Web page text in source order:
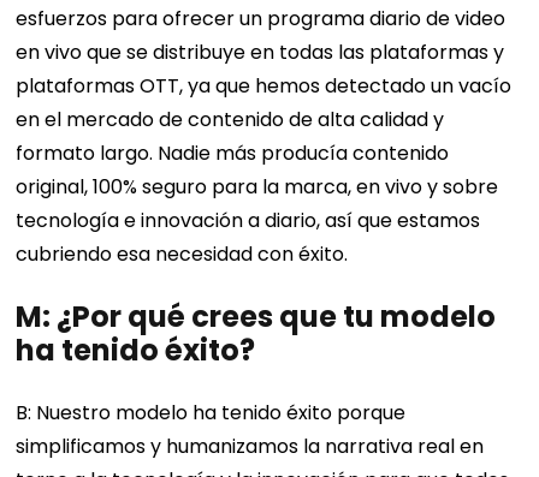
esfuerzos para ofrecer un programa diario de video
en vivo que se distribuye en todas las plataformas y
plataformas OTT, ya que hemos detectado un vacío
en el mercado de contenido de alta calidad y
formato largo. Nadie más producía contenido
original, 100% seguro para la marca, en vivo y sobre
tecnología e innovación a diario, así que estamos
cubriendo esa necesidad con éxito.
M: ¿Por qué crees que tu modelo
ha tenido éxito?
B: Nuestro modelo ha tenido éxito porque
simplificamos y humanizamos la narrativa real en